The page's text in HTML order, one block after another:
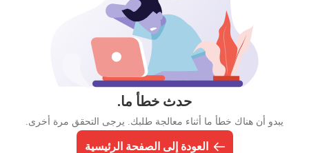
حدث خطأ ما.
يبدو أن هناك خطأ ما أثناء معالجة طلبك. يرجى التحقق مرة أخرى.
العودة إلى الصفحة الرئيسية